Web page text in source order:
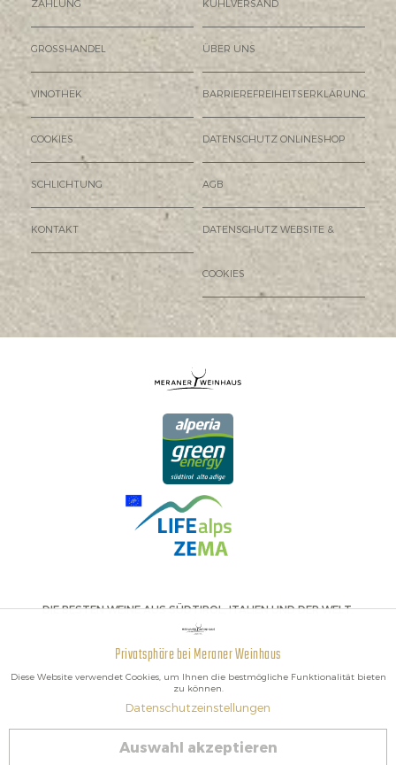
ZAHLUNG KÜHLVERSAND
GROSSHANDEL ÜBER UNS
VINOTHEK BARRIEREFREIHEITSERKLÄRUNG
COOKIES DATENSCHUTZ ONLINESHOP
SCHLICHTUNG AGB
KONTAKT DATENSCHUTZ WEBSITE &
COOKIES
DIE BESTEN WEINE AUS SÜDTIROL, ITALIEN UND DER WELT.
Vertrag widerrufen
Privatsphäre bei Meraner Weinhaus
Diese Website verwendet Cookies, um Ihnen die bestmögliche Funktionalität bieten
zu können.
Datenschutzeinstellungen
Auswahl akzeptieren